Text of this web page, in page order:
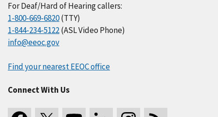
For Deaf/Hard of Hearing callers:
1-800-669-6820(TTY)
1-844-234-5122(ASL Video Phone)
info@eeoc.gov
Find your nearest EEOC office
Connect With Us